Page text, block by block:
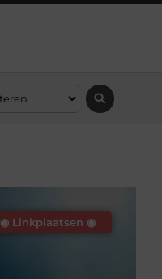
◉ Linkplaatsen ◉